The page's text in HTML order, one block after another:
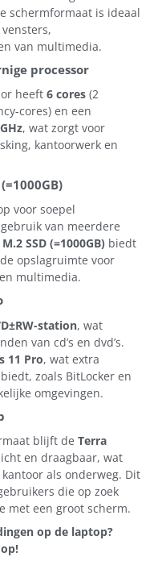
schermformaat is ideaal
van multimedia.
processor
heeft 6 cores (2
cores) en een
, wat zorgt voor
kantoorwerk en
voor soepel
van meerdere
SSD (=1000GB) biedt
opslagruimte voor
multimedia.
station, wat
van cd’s en dvd’s.
11 Pro, wat extra
zoals BitLocker en
omgevingen.
blijft de Terra
en draagbaar, wat
als onderweg. Dit
die op zoek
met een groot scherm.
op de laptop?